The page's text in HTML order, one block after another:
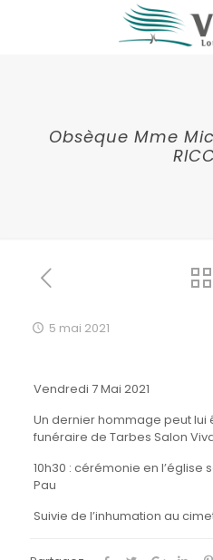
Obsèque Mme
5 mai 2021
Vendredi 7 Mai 2021
Un dernier hommage peut
funéraire de Tarbes Salon
10h30 : cérémonie en l’église
Pau
Suivie de l’inhumation au